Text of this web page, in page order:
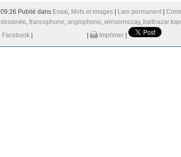
09:26 Publié dans Essai, Mots et images Lien permanent
dessinée, francophone, anglophone, winsormccay, balthazar
Facebook
Imprimer